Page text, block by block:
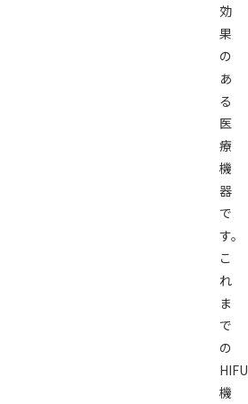
効
果
の
あ
る
医
療
機
器
で
す
こ
れ
ま
で
の
HIFU
機